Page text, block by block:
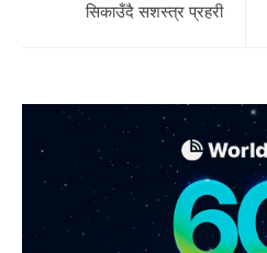
सिकाउँदै सशस्त्र प्रहरी